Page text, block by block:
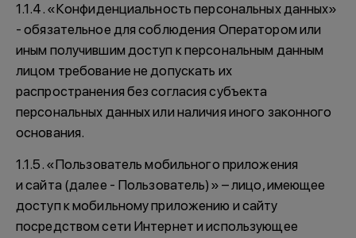
1.1.4. «Конфиденциальность персональных данных»
- обязательное для соблюдения Оператором или
иным получившим доступ к персональным данным
лицом требование не допускать их
распространения без согласия субъекта
персональных данных или наличия иного законного
основания.
1.1.5. «Пользователь мобильного приложения
и сайта (далее - Пользователь)» – лицо, имеющее
доступ к мобильному приложению и сайту
посредством сети Интернет и использующее